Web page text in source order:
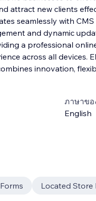
attract new clients
seamlessly with
and dynamic
a professional
across all devices.
innovation,
ภาษาขอ
English
Located